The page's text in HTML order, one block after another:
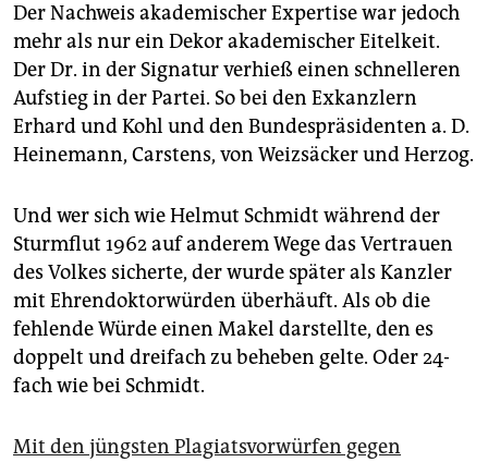
shop
fragen & hilfe
unterstützen
abo
epaper login
Der Nachweis akademischer Expertise war jedoch
mehr als nur ein Dekor akademischer Eitelkeit.
Der Dr. in der Signatur verhieß einen schnelleren
Aufstieg in der Partei. So bei den Exkanzlern
Erhard und Kohl und den Bundespräsidenten a. D.
Heinemann, Carstens, von Weizsäcker und Herzog.
Und wer sich wie Helmut Schmidt während der
Sturmflut 1962 auf anderem Wege das Vertrauen
des Volkes sicherte, der wurde später als Kanzler
mit Ehrendoktorwürden überhäuft. Als ob die
fehlende Würde einen Makel darstellte, den es
doppelt und dreifach zu beheben gelte. Oder 24-
fach wie bei Schmidt.
Mit den jüngsten Plagiatsvorwürfen gegen